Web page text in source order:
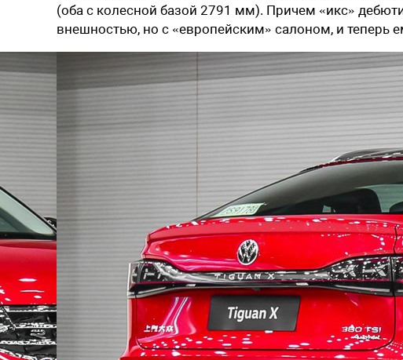
(оба с колесной базой 2791 мм). Причем «икс»
внешностью, но с «европейским» салоном, и теперь